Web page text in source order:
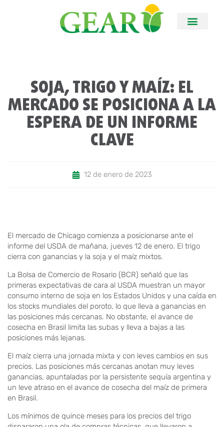
SOJA, TRIGO Y MAÍZ: EL
MERCADO SE POSICIONA A LA
ESPERA DE UN INFORME
CLAVE
12 de enero de 2023
El mercado de Chicago comienza a posicionarse ante el
informe del USDA de mañana, jueves 12 de enero. El trigo
cierra con ganancias y la soja y el maíz mixtos.
La Bolsa de Comercio de Rosario (BCR) señaló que las
primeras expectativas de cara al USDA muestran un mayor
consumo interno de soja en los Estados Unidos y una caída en
los stocks mundiales del poroto, lo que lleva a ganancias en
las posiciones más cercanas. No obstante, el avance de
cosecha en Brasil limita las subas y lleva a bajas a las
posiciones más lejanas.
El maíz cierra una jornada mixta y con leves cambios en sus
precios. Las posiciones más cercanas anotan muy leves
ganancias, apuntaladas por la persistente sequía argentina y
un leve atraso en el avance de cosecha del maíz de primera
en Brasil.
Los mínimos de quince meses para los precios del trigo